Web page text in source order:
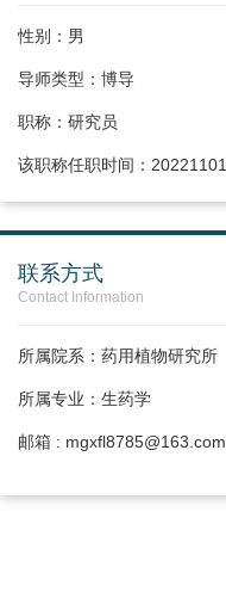
性别：男
导师类型：博导
职称：研究员
该职称任职时间：20221101
联系方式
Contact Information
所属院系：药用植物研究所
所属专业：生药学
邮箱 : mgxfl8785@163.com